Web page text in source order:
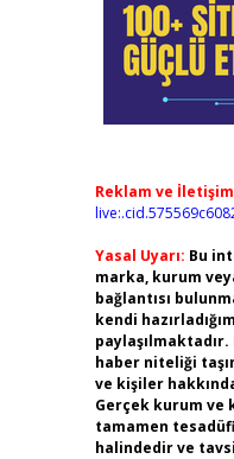
Reklam ve
Yasal Uyarı: Bu
marka, kurum
bağlantısı
kendi
haber niteliği
ve kişiler
Gerçek kurum
tamamen
halindedir ve